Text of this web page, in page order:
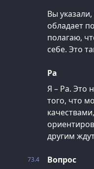
Вы
обладает
полагаю,
себе. Это
Ра
Я – Ра. Это
того, что
другим
73.4
Вопрос